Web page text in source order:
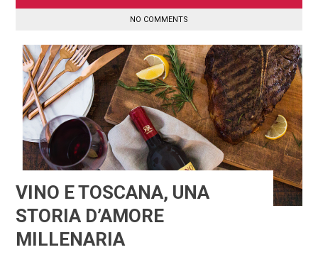
NO COMMENTS
VINO E TOSCANA, UNA
STORIA D’AMORE
MILLENARIA